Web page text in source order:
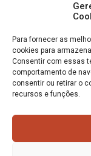
Para fornecer as
cookies para
Consentir com essas
comportamento de
consentir ou retirar o
recursos e funções.